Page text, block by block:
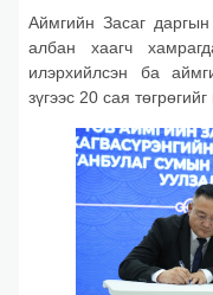
Аймгийн Засаг
албан хаагч
илэрхийлсэн ба
зүгээс 20 сая